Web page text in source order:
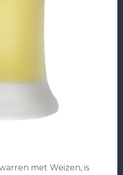
met Weizen, is